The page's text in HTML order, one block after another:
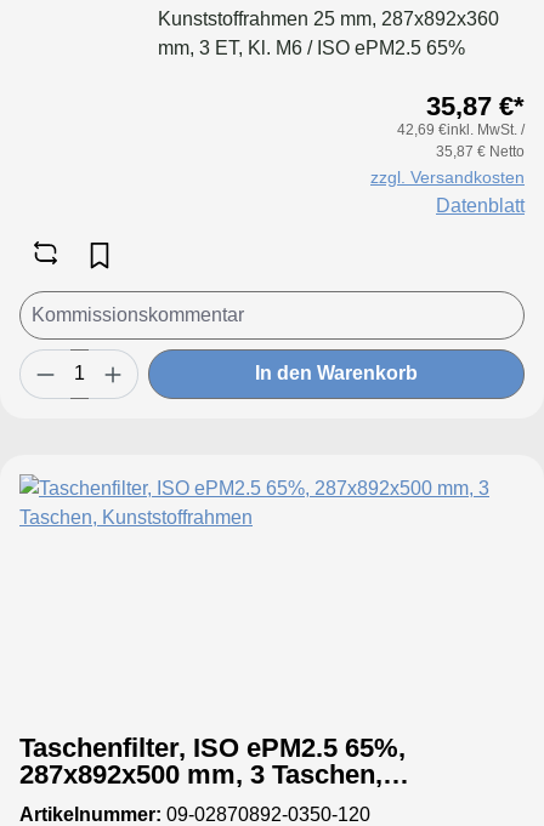
Kunststoffrahmen 25 mm, 287x892x360
mm, 3 ET, Kl. M6 / ISO ePM2.5 65%
35,87 €*
42,69 €inkl. MwSt. /
35,87 € Netto
zzgl. Versandkosten
Datenblatt
In den Warenkorb
Taschenfilter, ISO ePM2.5 65%,
287x892x500 mm, 3 Taschen,
Kunststoffrahmen
Artikelnummer: 09-02870892-0350-120